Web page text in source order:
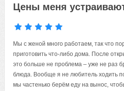
Цены меня
Мы с женой много работаем, так что
приготовить что-либо дома. После
это больше не проблема – уже не раз
блюда. Вообще я не любитель ходить
мы частенько берём еду на вынос,